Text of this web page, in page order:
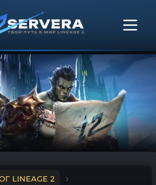
LINEAGE 2